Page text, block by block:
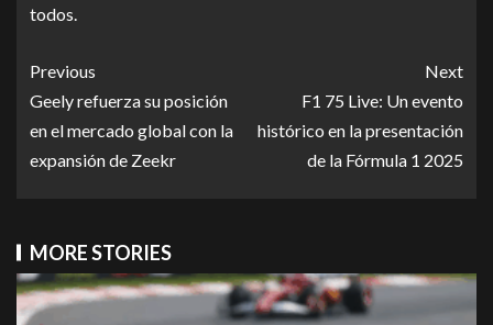
todos.
Previous
Geely refuerza su posición
en el mercado global con la
expansión de Zeekr
Next
F1 75 Live: Un evento
histórico en la presentación
de la Fórmula 1 2025
MORE STORIES